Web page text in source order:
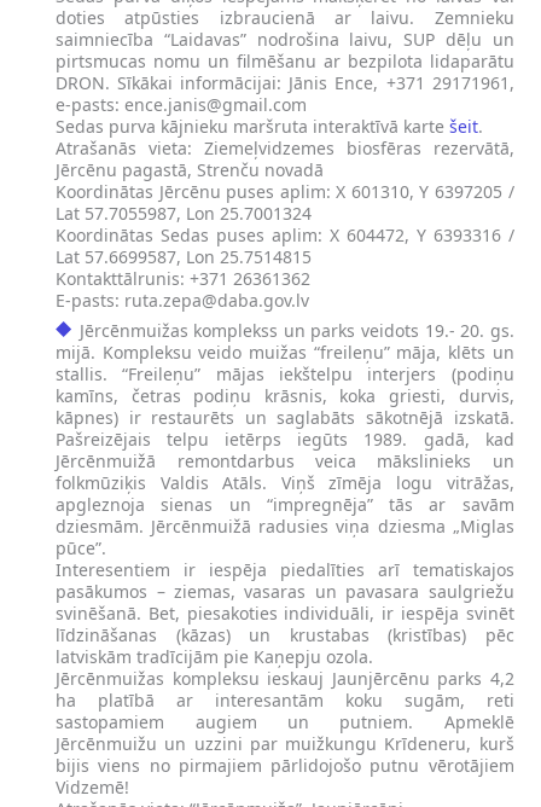
doties atpūsties izbraucienā ar laivu. Zemnieku
saimniecība “Laidavas” nodrošina laivu, SUP dēļu un
pirtsmucas nomu un filmēšanu ar bezpilota lidaparātu
DRON. Sīkākai informācijai: Jānis Ence, +371 29171961,
e-pasts:ence.janis@gmail.com
​Sedas purva kājnieku maršruta interaktīvā kartešeit.
Atrašanās vieta: Ziemeļvidzemes biosfēras rezervātā,
Jērcēnu pagastā, Strenču novadā
Koordinātas Jērcēnu puses aplim: X 601310, Y 6397205 /
Lat 57.7055987, Lon 25.7001324
Koordinātas Sedas puses aplim: X 604472, Y 6393316 /
Lat 57.6699587, Lon 25.7514815
Kontakttālrunis: +371 26361362
E-pasts: ruta.zepa@daba.gov.lv
Jērcēnmuižas komplekss un parks veidots 19.- 20. gs.
mijā. Kompleksu veido muižas “freileņu” māja, klēts un
stallis. “Freileņu” mājas iekštelpu interjers (podiņu
kamīns, četras podiņu krāsnis, koka griesti, durvis,
kāpnes) ir restaurēts un saglabāts sākotnējā izskatā.
Pašreizējais telpu ietērps iegūts 1989. gadā, kad
Jērcēnmuižā remontdarbus veica mākslinieks un
folkmūziķis Valdis Atāls. Viņš zīmēja logu vitrāžas,
apgleznoja sienas un “impregnēja” tās ar savām
dziesmām. Jērcēnmuižā radusies viņa dziesma „Miglas
pūce”.
Interesentiem ir iespēja piedalīties arī tematiskajos
pasākumos – ziemas, vasaras un pavasara saulgriežu
svinēšanā. Bet, piesakoties individuāli, ir iespēja svinēt
līdzināšanas (kāzas) un krustabas (kristības) pēc
latviskām tradīcijām pie Kaņepju ozola.
Jērcēnmuižas kompleksu ieskauj Jaunjērcēnu parks 4,2
ha platībā ar interesantām koku sugām, reti
sastopamiem augiem un putniem. Apmeklē
Jērcēnmuižu un uzzini par muižkungu Krīdeneru, kurš
bijis viens no pirmajiem pārlidojošo putnu vērotājiem
Vidzemē!